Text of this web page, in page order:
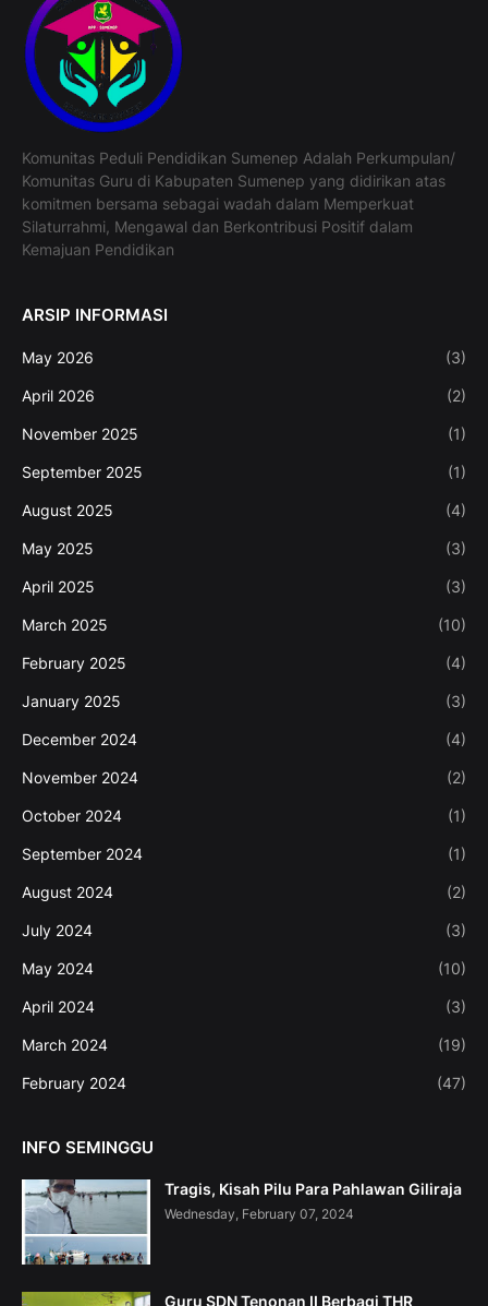
Komunitas Peduli Pendidikan Sumenep Adalah Perkumpulan/
Komunitas Guru di Kabupaten Sumenep yang didirikan atas
komitmen bersama sebagai wadah dalam Memperkuat
Silaturrahmi, Mengawal dan Berkontribusi Positif dalam
Kemajuan Pendidikan
ARSIP INFORMASI
May 2026 (3)
April 2026 (2)
November 2025 (1)
September 2025 (1)
August 2025 (4)
May 2025 (3)
April 2025 (3)
March 2025 (10)
February 2025 (4)
January 2025 (3)
December 2024 (4)
November 2024 (2)
October 2024 (1)
September 2024 (1)
August 2024 (2)
July 2024 (3)
May 2024 (10)
April 2024 (3)
March 2024 (19)
February 2024 (47)
INFO SEMINGGU
Tragis, Kisah Pilu Para Pahlawan Giliraja
Wednesday, February 07, 2024
Guru SDN Tenonan II Berbagi THR